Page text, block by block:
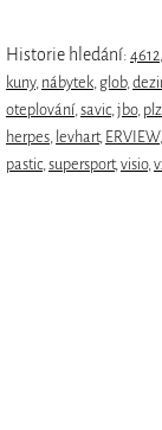
Historie hledání: 4612,
kuny, nábytek, glob,
oteplování,savic,jbo,
herpes, levhart, ERVIEW,
pastic,supersport,visio,